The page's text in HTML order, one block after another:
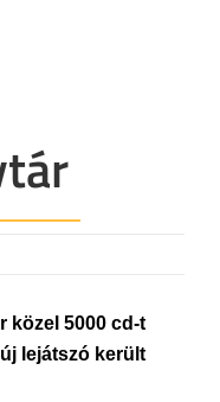
közel 5000 cd-t
lejátszó került